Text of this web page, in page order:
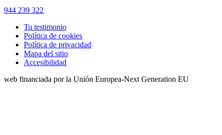
944 239 322
Tu testimonio
Política de cookies
Política de privacidad
Mapa del sitio
Accesibilidad
web financiada por la Unión Europea-Next Generation EU